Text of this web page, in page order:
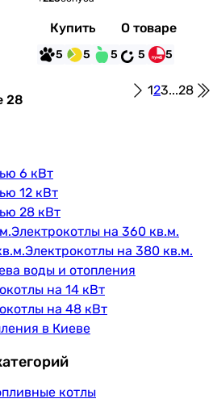
Купить О товаре
5 5 5 5 5
28
123...28
6 кВт
12 кВт
28 кВт
Электрокотлы на 360 кв.м.
Электрокотлы на 380 кв.м.
воды и отопления
на 14 кВт
на 48 кВт
в Киеве
котлы